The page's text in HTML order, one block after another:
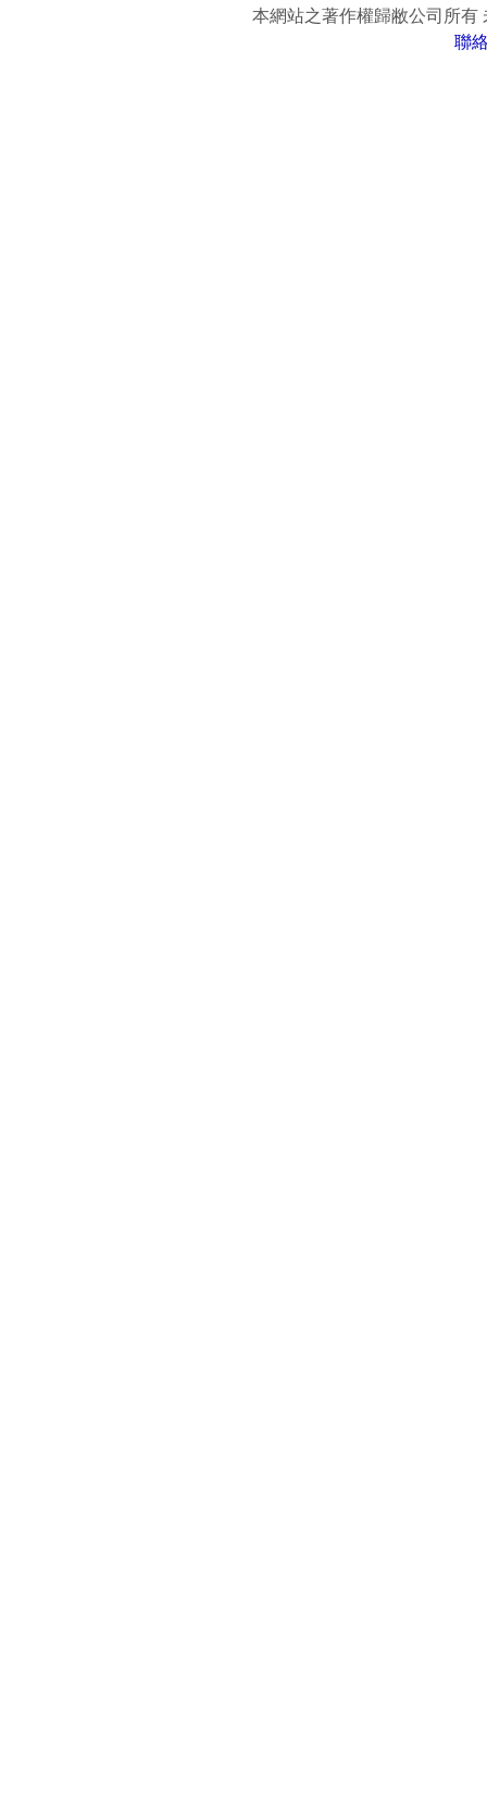
本網站之著作權歸敝公司所有
聯